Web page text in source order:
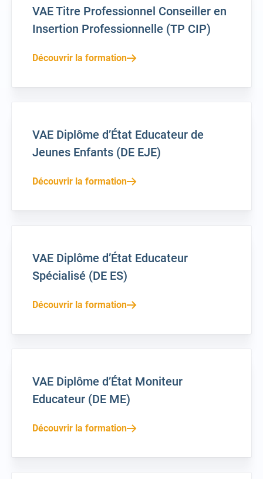
VAE Titre Professionnel Conseiller en
Insertion Professionnelle (TP CIP)
Découvrir la formation
VAE Diplôme d’État Educateur de
Jeunes Enfants (DE EJE)
Découvrir la formation
VAE Diplôme d’État Educateur
Spécialisé (DE ES)
Découvrir la formation
VAE Diplôme d’État Moniteur
Educateur (DE ME)
Découvrir la formation